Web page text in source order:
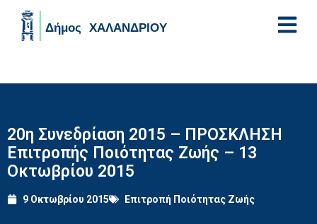
20η Συνεδρίαση 2015 – ΠΡΟΣΚΛΗΣΗ
Επιτροπής Ποιότητας Ζωής – 13
Οκτωβρίου 2015
9 Οκτωβρίου 2015 Επιτροπή Ποιότητας Ζωής